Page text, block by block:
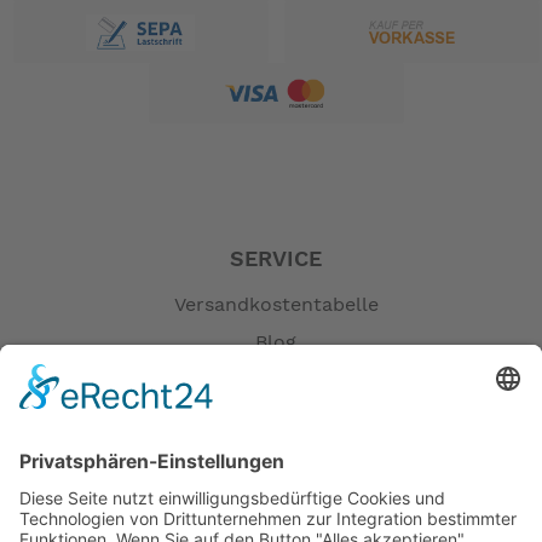
ACHTUNG: Hier handelt es sich um ein
PELA Original Produkt !! Es gibt viele
Nachbauten die aber laut unserer
-- Auf Produktfotos angezeigte Dekorationsartikel
gehören nicht zum Leistungsumfang. --
SERVICE
Versandkostentabelle
Blog
Erklärung zur Barrierefreiheit
AGB
Öffnungszeiten
Versandpartner